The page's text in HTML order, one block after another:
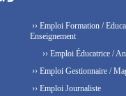
›› Emploi Formation /
Enseignement
›› Emploi Éducatrice /
›› Emploi Gestionnaire /
›› Emploi Journaliste